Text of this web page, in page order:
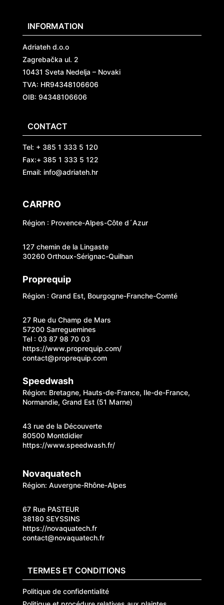
INFORMATION
Adriateh d.o.o
Zagrebačka ul. 2
10431 Sveta Nedelja – Novaki
TVA: HR94348106606
OIB: 94348106606
CONTACT
Tel: + 385 1 333 5 120
Fax:+ 385 1 333 5 122
Email: info@adriateh.hr
CARPRO
Région : Provence-Alpes-Côte d´Azur
127 chemin de la Lingaste
30260 Orthoux-Sérignac-Quilhan
Proprequip
Région : Grand Est, Bourgogne-Franche-Comté
27 Rue du Champ de Mars
57200 Sarreguemines
Tel : 03 87 98 70 03
https://www.proprequip.com/
contact@proprequip.com
Speedwash
Région: Bretagne, Hauts-de-France, Ile-de-France,
Normandie, Grand Est (51 Marne)
43 rue de la Découverte
80500 Montdidier
https://www.speedwash.fr/
Novaquatech
Région: Auvergne-Rhône-Alpes
67 Rue PASTEUR
38180 SEYSSINS
https://novaquatech.fr
contact@novaquatech.fr
TERMES ET CONDITIONS
Politique de confidentialité